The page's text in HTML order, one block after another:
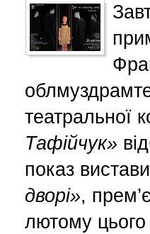
театральної
Тафійчук»
показ вистави
дворі»,
лютому